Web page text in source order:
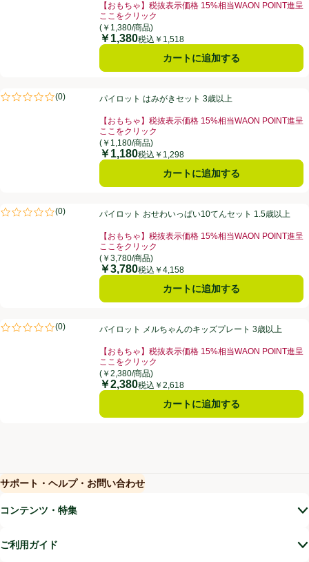
【おもちゃ】税抜表示価格 15%相当WAON POINT進呈
ここをクリック
お買い得品名：【おもちゃ】税抜表示価格 15%相当
(￥1,380/商品)
価格
￥1,380税込￥1,518
カートに追加する
パイロット はみがきセット 3歳以上
(0)
評価は0件のレビューで5点中0.0点。パイロット はみがきセット 3歳以上
【おもちゃ】税抜表示価格 15%相当WAON POINT進呈
ここをクリック
お買い得品名：【おもちゃ】税抜表示価格 15%相当
(￥1,180/商品)
価格
￥1,180税込￥1,298
カートに追加する
パイロット おせわいっぱい10てんセット 1.5歳以上
(0)
評価は0件のレビューで5点中0.0点。パイロット おせわいっぱい10てんセット 1.5歳以上
【おもちゃ】税抜表示価格 15%相当WAON POINT進呈
ここをクリック
お買い得品名：【おもちゃ】税抜表示価格 15%相当
(￥3,780/商品)
価格
￥3,780税込￥4,158
カートに追加する
パイロット メルちゃんのキッズプレート 3歳以上
(0)
評価は0件のレビューで5点中0.0点。パイロット メルちゃんのキッズプレート 3歳以上
【おもちゃ】税抜表示価格 15%相当WAON POINT進呈
ここをクリック
お買い得品名：【おもちゃ】税抜表示価格 15%相当
(￥2,380/商品)
価格
￥2,380税込￥2,618
カートに追加する
サポート・ヘルプ・お問い合わせ
(新しいウィンドウで開く)
コンテンツ・特集
ご利用ガイド